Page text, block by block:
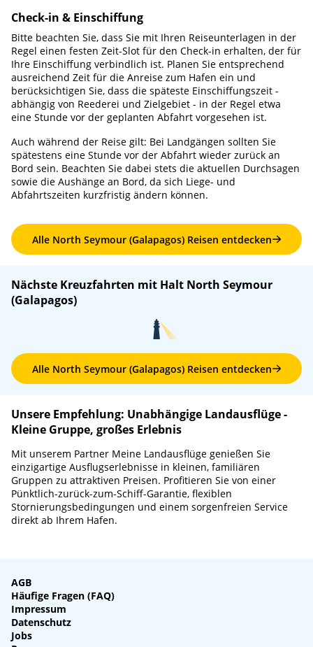
Check-in & Einschiffung
Bitte beachten Sie, dass Sie mit Ihren Reiseunterlagen in der
Regel einen festen Zeit-Slot für den Check-in erhalten, der für
Ihre Einschiffung verbindlich ist. Planen Sie entsprechend
ausreichend Zeit für die Anreise zum Hafen ein und
berücksichtigen Sie, dass die späteste Einschiffungszeit -
abhängig von Reederei und Zielgebiet - in der Regel etwa
eine Stunde vor der geplanten Abfahrt vorgesehen ist.
Auch während der Reise gilt: Bei Landgängen sollten Sie
spätestens eine Stunde vor der Abfahrt wieder zurück an
Bord sein. Beachten Sie dabei stets die aktuellen Durchsagen
sowie die Aushänge an Bord, da sich Liege- und
Abfahrtszeiten kurzfristig ändern können.
Alle North Seymour (Galapagos) Reisen entdecken
Nächste Kreuzfahrten mit Halt North Seymour
(Galapagos)
Alle North Seymour (Galapagos) Reisen entdecken
Unsere Empfehlung: Unabhängige Landausflüge -
Kleine Gruppe, großes Erlebnis
Mit unserem Partner Meine Landausflüge genießen Sie
einzigartige Ausflugserlebnisse in kleinen, familiären
Gruppen zu attraktiven Preisen. Profitieren Sie von einer
Pünktlich-zurück-zum-Schiff-Garantie, flexiblen
Stornierungsbedingungen und einem sorgenfreien Service
direkt ab Ihrem Hafen.
AGB
Häufige Fragen (FAQ)
Impressum
Datenschutz
Jobs